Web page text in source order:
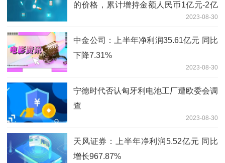
的价格，累计增持金额人民币1亿元-2亿
2023-08-30
中金公司：上半年净利润35.61亿元 同比
下降7.31%
2023-08-30
宁德时代否认匈牙利电池工厂遭欧委会调
查
2023-08-30
天风证券：上半年净利润5.52亿元 同比
增长967.87%